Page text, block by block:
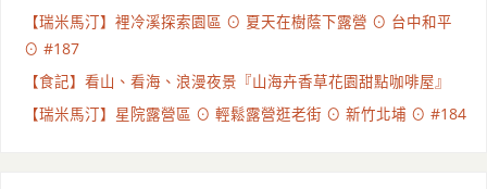
【瑞米馬汀】裡冷溪探索園區 ⊙ 夏天在樹蔭下露營 ⊙ 台中和平
⊙ #187
【食記】看山、看海、浪漫夜景『山海卉香草花園甜點咖啡屋』
【瑞米馬汀】星院露營區 ⊙ 輕鬆露營逛老街 ⊙ 新竹北埔 ⊙ #184